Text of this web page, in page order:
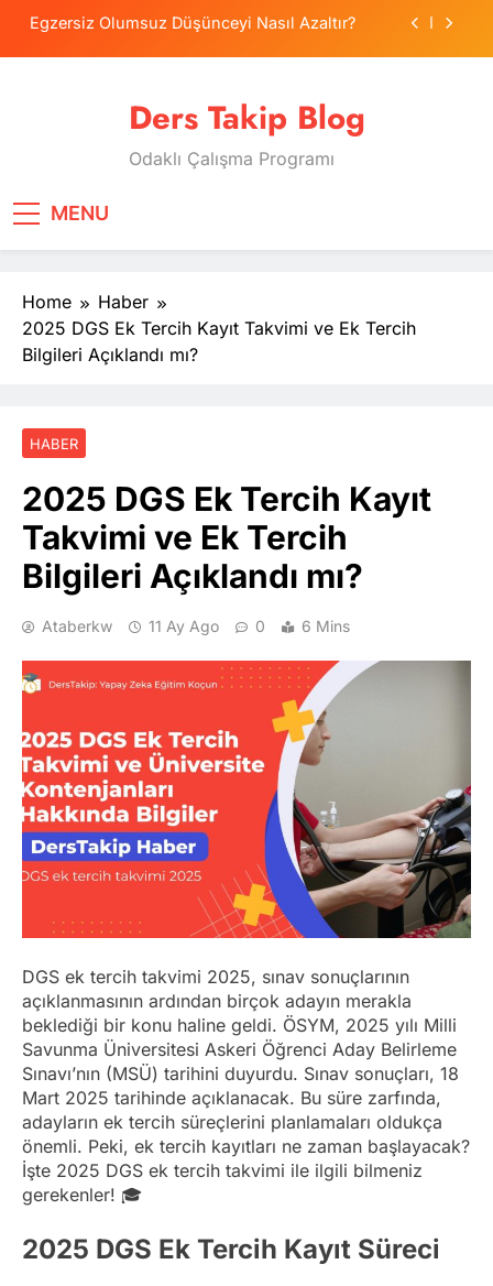
SkipEgzersiz Olumsuz Düşünceyi Nasıl Azaltır?
Tercih Stresinde Veliler Çocuğa Nasıl Destek
Tekrarlama Zorlantısı: Neden Geçmişi
Egzersiz Olumsuz Düşünceyi Nasıl Azaltır?
Psikolojide Sistematik Duyarsızlaştırma
Tercih Stresinde Veliler Çocuğa Nasıl Destek
Olur?
Ders Takip Blog
Odaklı Çalışma Programı
MENU
Home
Haber
2025 DGS Ek Tercih Kayıt Takvimi ve Ek Tercih
Bilgileri Açıklandı mı?
HABER
2025 DGS Ek Tercih Kayıt
Takvimi ve Ek Tercih
Bilgileri Açıklandı mı?
Ataberkw 11 Ay Ago 0 6 Mins
DGS ek tercih takvimi 2025, sınav sonuçlarının
açıklanmasının ardından birçok adayın merakla
beklediği bir konu haline geldi. ÖSYM, 2025 yılı Milli
Savunma Üniversitesi Askeri Öğrenci Aday Belirleme
Sınavı’nın (MSÜ) tarihini duyurdu. Sınav sonuçları, 18
Mart 2025 tarihinde açıklanacak. Bu süre zarfında,
adayların ek tercih süreçlerini planlamaları oldukça
önemli. Peki, ek tercih kayıtları ne zaman başlayacak?
İşte 2025 DGS ek tercih takvimi ile ilgili bilmeniz
gerekenler! 🎓
2025 DGS Ek Tercih Kayıt Süreci